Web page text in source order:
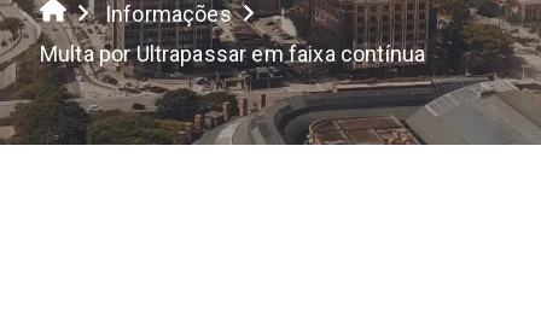
Informações
Multa por Ultrapassar em faixa contínua